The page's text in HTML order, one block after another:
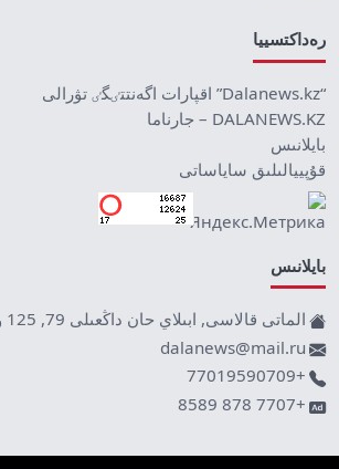
رەداكتسييا
“Dalanews.kz” اقپارات اگەنتتٸگٸ تۋرالى
DALANEWS.KZ – جارناما
بايلانىس
قۇپييالىلىق ساياساتى
بايلانىس
الماتى قالاسى, ابىلاي حان داڭعىلى 79, 125 وفيس.
dalanews@mail.ru
+77019590709
+7707 878 8589